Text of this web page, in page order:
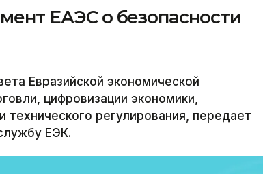
ЕАЭС о безопасности
Евразийской экономической
цифровизации экономики,
регулирования, передает
ЕЭК.